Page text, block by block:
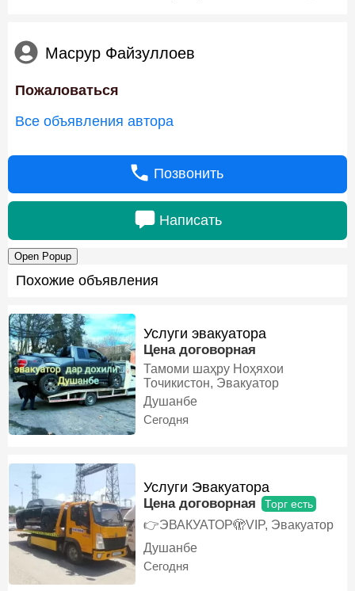
Масрур Файзуллоев
Пожаловаться
Все объявления автора
Позвонить
Написать
Open Popup
Похожие объявления
Услуги эвакуатора
Цена договорная
Тамоми шаҳру Ноҳяхои
Точикистон, Эвакуатор
Душанбе
Сегодня
Услуги Эвакуатора
Цена договорная Торг есть
👉ЭВАКУАТОР🫣VIP, Эвакуатор
Душанбе
Сегодня